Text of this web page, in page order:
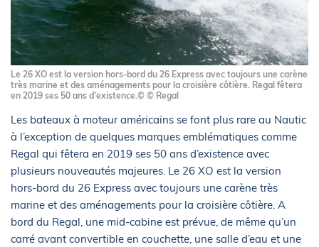
Le 26 XO est la version hors-bord du 26 Express avec toujours une carène
très marine et des aménagements pour la croisière côtière. Regal fêtera
en 2019 ses 50 ans d'existence.© © Regal
Les bateaux à moteur américains se font plus rare au Nautic
à l’exception de quelques marques emblématiques comme
Regal qui fêtera en 2019 ses 50 ans d’existence avec
plusieurs nouveautés majeures. Le 26 XO est la version
hors-bord du 26 Express avec toujours une carène très
marine et des aménagements pour la croisière côtière. A
bord du Regal, une mid-cabine est prévue, de même qu’un
carré avant convertible en couchette, une salle d’eau et une